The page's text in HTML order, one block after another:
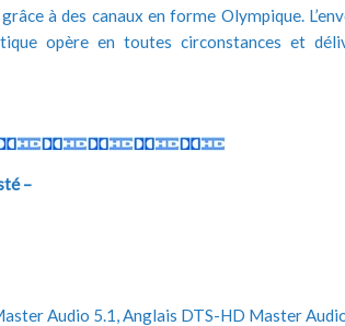
à des canaux en forme Olympique.
opère en toutes circonstances et
–
Audio 5.1, Anglais DTS-HD Master